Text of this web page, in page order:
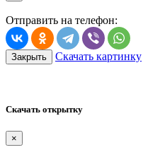
Отправить на телефон:
Закрыть Скачать картинку
Скачать открытку
×